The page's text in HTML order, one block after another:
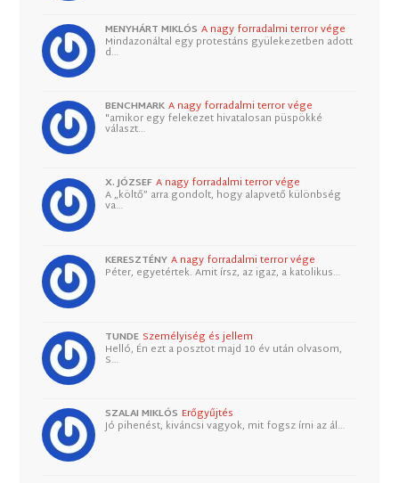
MENYHÁRT MIKLÓS A nagy forradalmi terror vége
Mindazonáltal egy protestáns gyülekezetben adott
d…
BENCHMARK A nagy forradalmi terror vége
"amikor egy felekezet hivatalosan püspökké
választ…
X. JÓZSEF A nagy forradalmi terror vége
A „költő” arra gondolt, hogy alapvető különbség
va…
KERESZTÉNY A nagy forradalmi terror vége
Péter, egyetértek. Amit írsz, az igaz, a katolikus…
TUNDE Személyiség és jellem
Helló, Én ezt a posztot majd 10 év után olvasom,
S…
SZALAI MIKLÓS Erőgyűjtés
Jó pihenést, kiváncsi vagyok, mit fogsz írni az ál…